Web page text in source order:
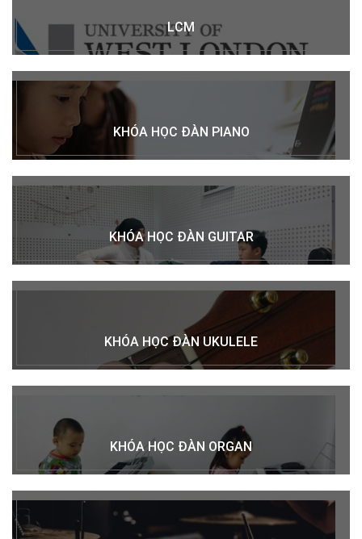
LCM
KHÓA HỌC ĐÀN PIANO
KHÓA HỌC ĐÀN GUITAR
KHÓA HỌC ĐÀN UKULELE
KHÓA HỌC ĐÀN ORGAN